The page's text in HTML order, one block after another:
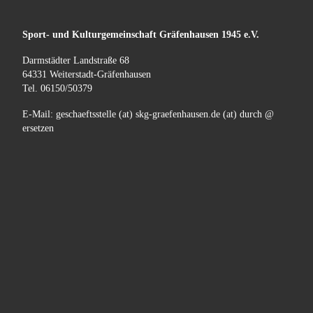
Sport- und Kulturgemeinschaft Gräfenhausen 1945 e.V.
Darmstädter Landstraße 68
64331 Weiterstadt-Gräfenhausen
Tel. 06150/50379
E-Mail: geschaeftsstelle (at) skg-graefenhausen.de (at) durch @
ersetzen